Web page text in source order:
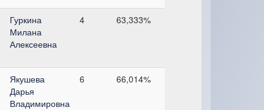
Гуркина
Милана
Алексеевна
4 63,333%
Якушева
Дарья
Владимировна
6 66,014%